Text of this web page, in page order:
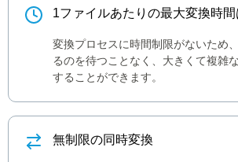
1ファイルあたりの最大変換時
変換プロセスに時間制限がないため
るのを待つことなく、大きくて複雑
することができます。
無制限の同時変換